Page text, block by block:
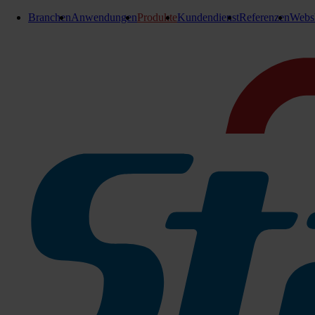
BranchenAnwendungenProdukteKundendienstReferenzen